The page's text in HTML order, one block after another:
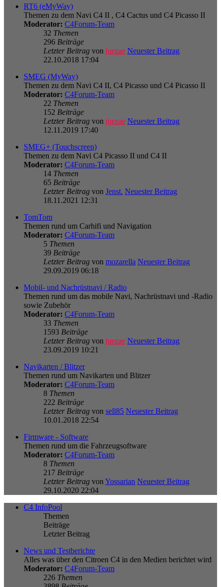
RT6 (eMyWay)
Themen zu dem Navi C4 II , C4 Cactus und C4 Picasso II
Moderator: C4Forum-Team
32 Themen
296 Beiträge
Letzter Beitrag von juezae Neuester Beitrag
22.10.2018 17:04
SMEG (MyWay)
Themen zu dem Navi C4 II, C4 Picasso und C4 Picasso II
Moderator: C4Forum-Team
22 Themen
152 Beiträge
Letzter Beitrag von juezae Neuester Beitrag
12.11.2019 17:40
SMEG+ (Touchscreen)
Themen zu dem Navi C4 Picasso II und C4 II
Moderator: C4Forum-Team
14 Themen
65 Beiträge
Letzter Beitrag von Jenst. Neuester Beitrag
18.11.2021 12:31
TomTom
Themen rund um Carhifi und Navigation
Moderator: C4Forum-Team
5 Themen
39 Beiträge
Letzter Beitrag von mozarella Neuester Beitrag
29.09.2019 06:18
Mobil- und Nachrüstnavi / Radio
Themen rund um das mobile Navi, Nachrüstnavi und -Radio
sowie Zubehör
Moderator: C4Forum-Team
33 Themen
1593 Beiträge
Letzter Beitrag von juezae Neuester Beitrag
23.09.2019 10:21
Navikarten / Blitzer
Themen rund um Navikarten und Blitzer
Moderator: C4Forum-Team
8 Themen
222 Beiträge
Letzter Beitrag von sell85 Neuester Beitrag
10.01.2018 22:54
Firmware - Software
Themen rund um die Fahrzeugsoftware
Moderator: C4Forum-Team
8 Themen
217 Beiträge
Letzter Beitrag von Yossarian Neuester Beitrag
29.10.2020 22:04
C4 InfoPool
Themen
Beiträge
Letzter Beitrag
News und Testberichte
Alles was über den Citroen C4 in den Medien berichtet wird
Moderator: C4Forum-Team
226 Themen